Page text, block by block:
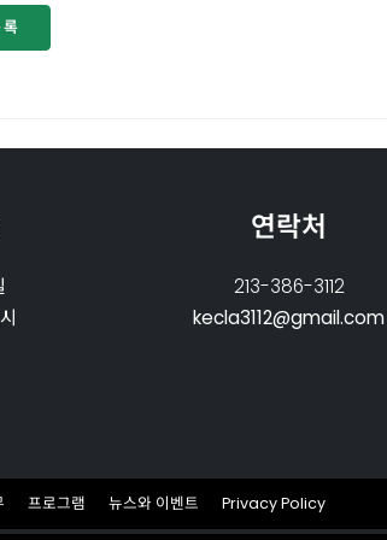
연락처
213-386-3112
kecla3112@gmail.com
프로그램 뉴스와 이벤트 Privacy Policy